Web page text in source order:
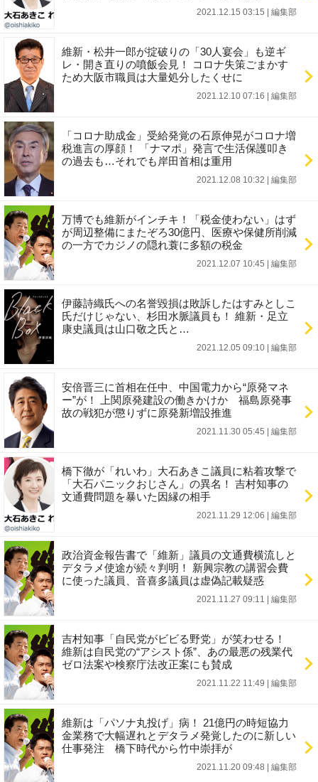
2021.12.15 03:15 編集部
維新・松井一郎が掟破りの「30人宴会」も逆ギ
レ・開き直りの噴飯会見！ コロナ失策ごまかす
ため大阪市職員は大量処分したくせに
2021.12.10 07:16 編集部
「コロナ助成金」受給発覚の石原伸晃がコロナ増
税進言の厚顔！ 「ナマポ」発言で生活保護叩き
の過去も…それでも岸田首相は重用
2021.12.08 10:32 編集部
万博でも維新がインチキ！「税金使わない」はず
が周辺整備にまたぞろ30億円、医療や保健所削減
の一方でカジノの隠れ蓑に多額の税金
2021.12.07 10:45 編集部
伊藤詩織氏への名誉毀損は敗訴したはすみとしこ
氏だけじゃない、杉田水脈議員も！ 維新・足立
康史議員は山口敬之氏と…
2021.12.05 09:10 編集部
安倍晋三に首相在任中、中国電力から“原発マネ
ー”が！ 上関原発建設の働きかけか 福島原発事
故の戦犯が懲りずに原発新増設推進
2021.11.30 05:45 編集部
橋下徹が「れいわ」大石あきこ議員に粘着攻撃で
「大石パニックおじさん」の異名！ 吉村知事の
文通費問題を暴いた因縁の相手
2021.11.29 12:06 編集部
政治資金報告書で「維新」議員の文通費横流しと
デタラメ使途が続々判明！ 新興宗教の講習会費
に使った議員、音喜多議員は虚偽記載疑惑
2021.11.27 09:11 編集部
吉村知事「自民党がビビる野党」が笑わせる！
維新は自民党の“アシスト係”、あの最悪の残業代
ゼロ法案や検察庁法改正案にも賛成
2021.11.22 11:49 編集部
維新は「パソナ丸投げ」病！ 21億円の時短協力
金業務で大幅遅れとデタラメ発覚したのに新しい
仕事発注 橋下時代から竹中崇拝が
2021.11.20 09:48 編集部